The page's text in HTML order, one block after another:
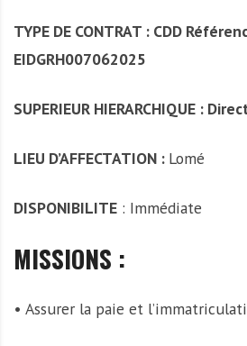
TYPE DE CONTRAT : CDD
EIDGRH007062025
SUPERIEUR HIERARCHIQUE :
LIEU D’AFFECTATION : Lomé
DISPONIBILITE : Immédiate
MISSIONS :
• Assurer la paie et